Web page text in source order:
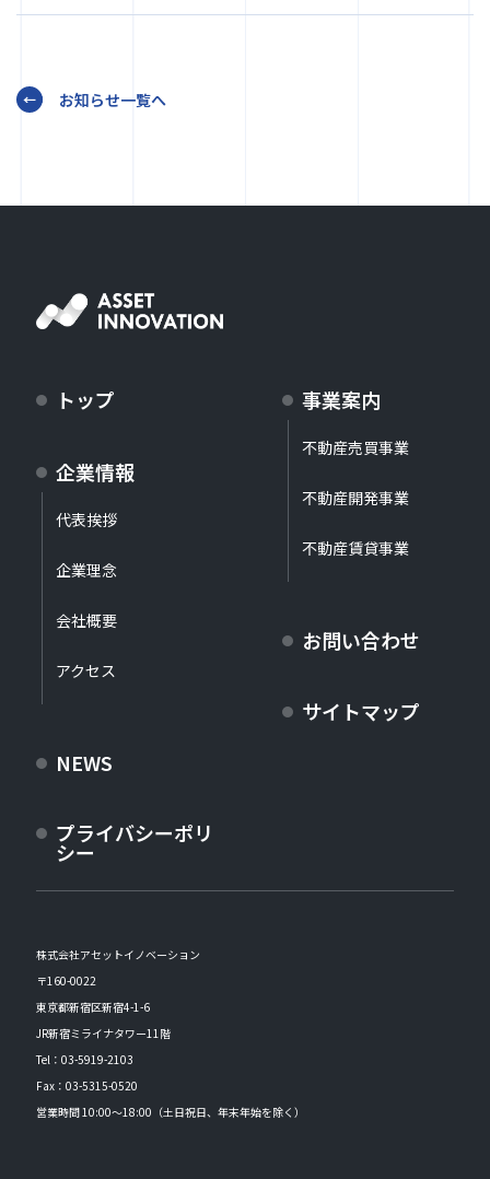
お知らせ一覧へ
株式会社アセットイノベーション
〒160-0022
東京都新宿区新宿4-1-6
JR新宿ミライナタワー11階
Tel： 03-5919-2103
Fax：03-5315-0520
営業時間 10:00～18:00（土日祝日、年末年始を除く）
トップ
企業情報
代表挨拶
企業理念
会社概要
アクセス
NEWS
プライバシーポリ
シー
事業案内
不動産売買事業
不動産開発事業
不動産賃貸事業
お問い合わせ
サイトマップ